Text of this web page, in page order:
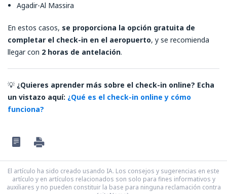
Agadir-Al Massira
En estos casos, se proporciona la opción gratuita de
completar el check-in en el aeropuerto, y se recomienda
llegar con 2 horas de antelación.
💡 ¿Quieres aprender más sobre el check-in online? Echa
un vistazo aquí: ¿Qué es el check-in online y cómo
funciona?
El artículo ha sido creado usando IA. Los consejos y sugerencias en este
artículo y en artículos relacionados son solo para fines informativos y
auxiliares y no pueden constituir la base para ninguna reclamación contra